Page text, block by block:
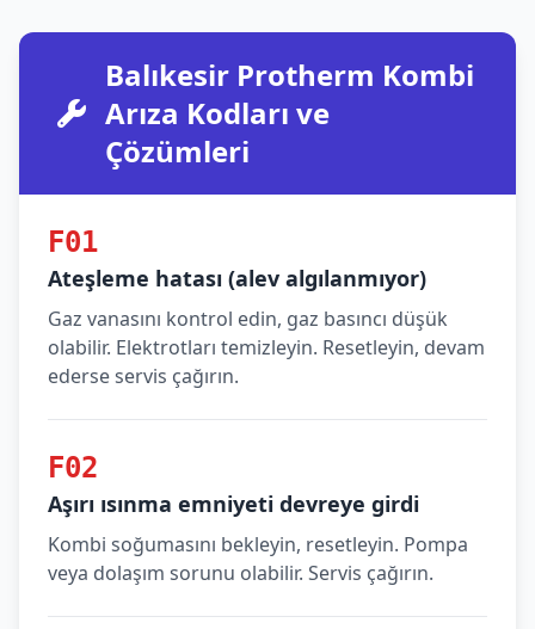
Balıkesir Protherm Kombi
Arıza Kodları ve
Çözümleri
F01
Ateşleme hatası (alev algılanmıyor)
Gaz vanasını kontrol edin, gaz basıncı düşük
olabilir. Elektrotları temizleyin. Resetleyin, devam
ederse servis çağırın.
F02
Aşırı ısınma emniyeti devreye girdi
Kombi soğumasını bekleyin, resetleyin. Pompa
veya dolaşım sorunu olabilir. Servis çağırın.